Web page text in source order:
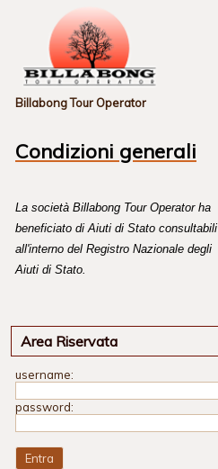
Billabong Tour Operator
Condizioni generali
La società Billabong Tour Operator ha
beneficiato di Aiuti di Stato consultabili
all'interno del Registro Nazionale degli
Aiuti di Stato.
Area Riservata
username:
password: